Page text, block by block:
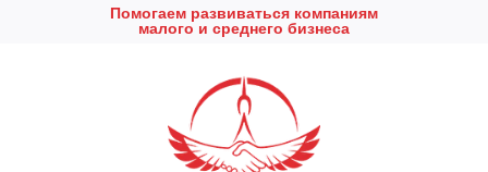
Помогаем развиваться компаниям
малого и среднего бизнеса